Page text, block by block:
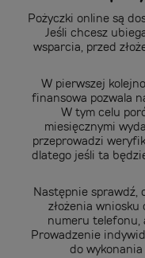
Pożyczki online są
Jeśli chcesz
wsparcia, przed
W pierwszej
finansowa pozwala
W tym celu
miesięcznymi
przeprowadzi
dlatego jeśli ta
Następnie sprawdź,
złożenia wniosku
numeru telefonu,
Prowadzenie
do